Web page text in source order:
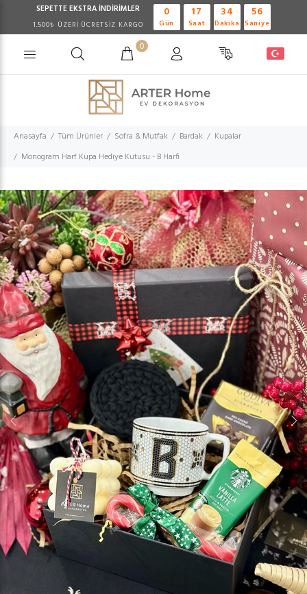
SEPETTE EKSTRA İNDİRİMLER
1.500₺ ÜZERİ ÜCRETSİZ KARGO
0
Gün
17
Saat
34
Dakika
55
Saniye
0
Anasayfa Tüm Ürünler Sofra & Mutfak Bardak
Kupalar
Monogram Harf Kupa Hediye Kutusu - B Harfi